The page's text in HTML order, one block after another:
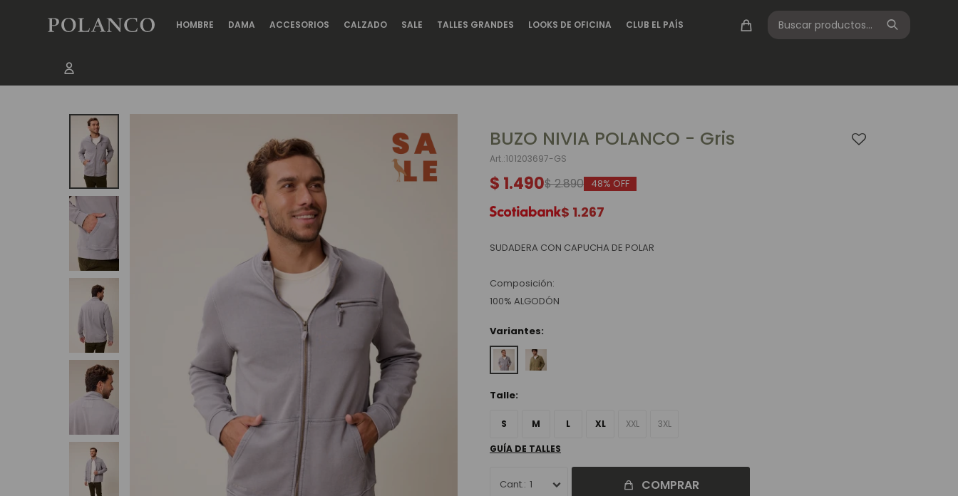
HOMBRE DAMA ACCESORIOS CALZADO SALE TALLES GRANDES LOOKS DE OFICINA CLUB EL PAÍS
BUZO NIVIA POLANCO - Gris
101203697-GS
$ 1.490$2.890 48
$ 1.267
SUDADERA CON CAPUCHA DE POLAR
Composición:
100% ALGODÓN
Variantes:
Talle:
S M L XL XXL 3XL
GUÍA DE TALLES
1 COMPRAR